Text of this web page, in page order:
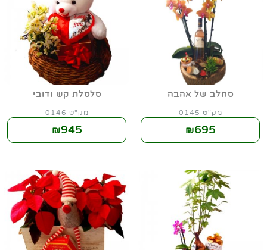
סחלב של אהבה
מק"ט 0145
₪695
סלסלת קש ודובי
מק"ט 0146
₪945